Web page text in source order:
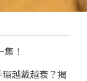
！
越戴越衰？揭